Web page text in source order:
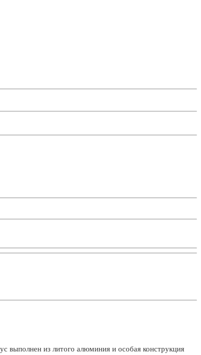
выполнен из литого алюминия и особая конструкция